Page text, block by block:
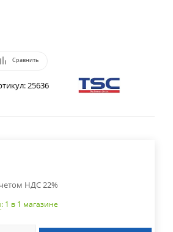
Сравнить
25636
НДС 22%
: 1 в 1 магазине